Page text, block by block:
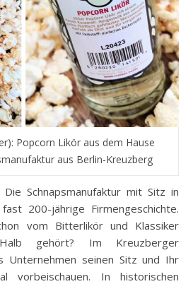
Popcorn Likör aus dem Hause
aus Berlin-Kreuzberg
Schnapsmanufaktur mit Sitz in
200-jährige Firmengeschichte.
vom Bitterlikör und Klassiker
gehört? Im Kreuzberger
Unternehmen seinen Sitz und Ihr
vorbeischauen. In historischen